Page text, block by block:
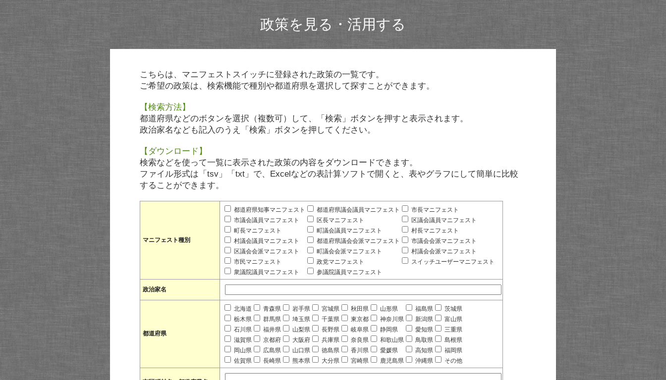
政策を見る・活用する
こちらは、マニフェストスイッチに登録された政策の一覧です。
ご希望の政策は、検索機能で種別や都道府県を選択して探すことができます。
【検索方法】
都道府県などのボタンを選択（複数可）して、「検索」ボタンを押すと表示されます。
政治家名なども記入のうえ「検索」ボタンを押してください。
【ダウンロード】
検索などを使って一覧に表示された政策の内容をダウンロードできます。
ファイル形式は「tsv」「txt」で、Excelなどの表計算ソフトで開くと、表やグラフにして簡単に比較
することができます。
マニフェスト種別
都道府県知事マニフェスト 都道府県議会議員マニフェスト
市長マニフェスト
市議会議員マニフェスト
区長マニフェスト
区議会議員マニフェスト
町長マニフェスト
町議会議員マニフェスト
村長マニフェスト
村議会議員マニフェスト
都道府県議会会派マニフェスト
市議会会派マニフェスト
区議会会派マニフェスト
町議会会派マニフェスト
村議会会派マニフェスト
市民マニフェスト
政党マニフェスト
スイッチユーザーマニフェスト
衆議院議員マニフェスト
参議院議員マニフェスト
政治家名
都道府県
北海道 青森県 岩手県 宮城県 秋田県 山形県 福島県
茨城県
栃木県
群馬県 埼玉県 千葉県 東京都 神奈川県 新潟県
富山県
石川県
福井県 山梨県 長野県 岐阜県 静岡県 愛知県
三重県
滋賀県
京都府 大阪府 兵庫県 奈良県 和歌山県 鳥取県
島根県
岡山県
広島県 山口県 徳島県 香川県 愛媛県 高知県
福岡県
佐賀県
長崎県 熊本県 大分県 宮崎県 鹿児島県 沖縄県 その他